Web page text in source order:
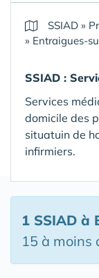
SSIAD »
» Entraigues-
SSIAD :
Services
domicile des
situatuin de
infirmiers.
1 SSIAD à
15 à moins